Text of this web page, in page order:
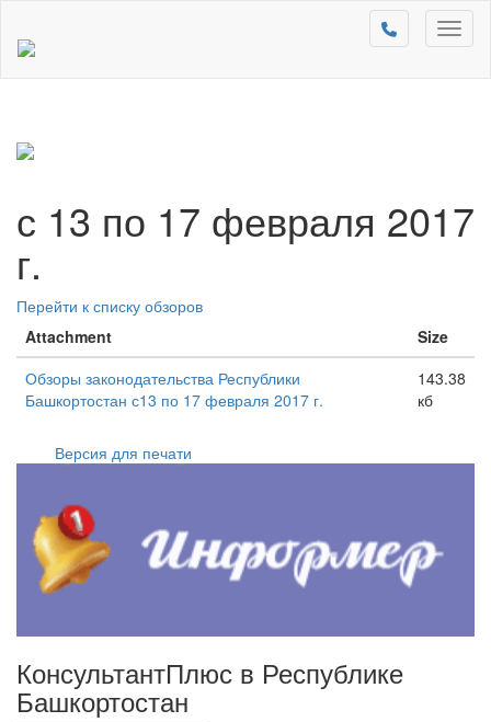
с 13 по 17 февраля 2017
г.
Перейти к списку обзоров
Attachment
Size
Обзоры законодательства Республики
Башкортостан с13 по 17 февраля 2017 г.
143.38
кб
Версия для печати
КонсультантПлюс в Республике
Башкортостан